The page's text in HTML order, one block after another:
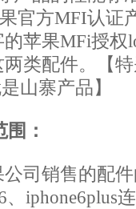
官方MFI认证
苹果MFi授权
类配件。【
山寨产品】
：
司销售的配
iphone6plus